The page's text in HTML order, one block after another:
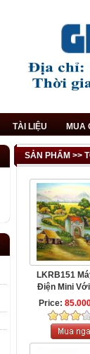
TÀI LIỆU MUA
SẢN PHẨM >>
LKRB151
Điện Mini
Đèn To
Price: